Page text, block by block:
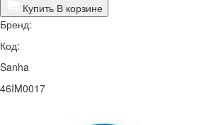
Купить В корзине
Бренд:
Код:
Sanha
46IM0017